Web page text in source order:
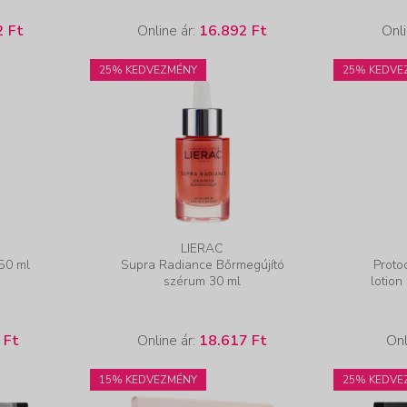
Ft Online ár: 16.892 Ft
ml
Ft
25% KEDVEZMÉNY
LIERAC
Supra Radiance Bőrmegújító
szérum 30 ml
Online ár: 18.617 Ft
25%
lotion
15% KEDVEZMÉNY 25%